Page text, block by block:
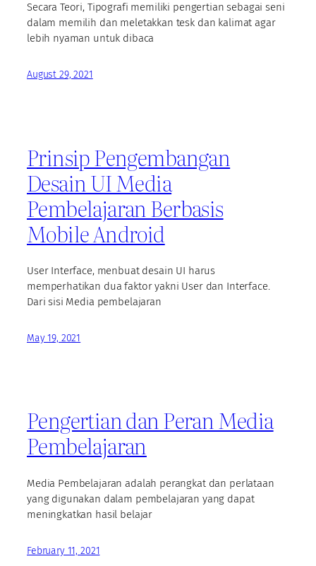
Secara Teori, Tipografi memiliki pengertian sebagai seni
dalam memilih dan meletakkan tesk dan kalimat agar
lebih nyaman untuk dibaca
August 29, 2021
Prinsip Pengembangan
Desain UI Media
Pembelajaran Berbasis
Mobile Android
User Interface, menbuat desain UI harus
memperhatikan dua faktor yakni User dan Interface.
Dari sisi Media pembelajaran
May 19, 2021
Pengertian dan Peran Media
Pembelajaran
Media Pembelajaran adalah perangkat dan perlataan
yang digunakan dalam pembelajaran yang dapat
meningkatkan hasil belajar
February 11, 2021